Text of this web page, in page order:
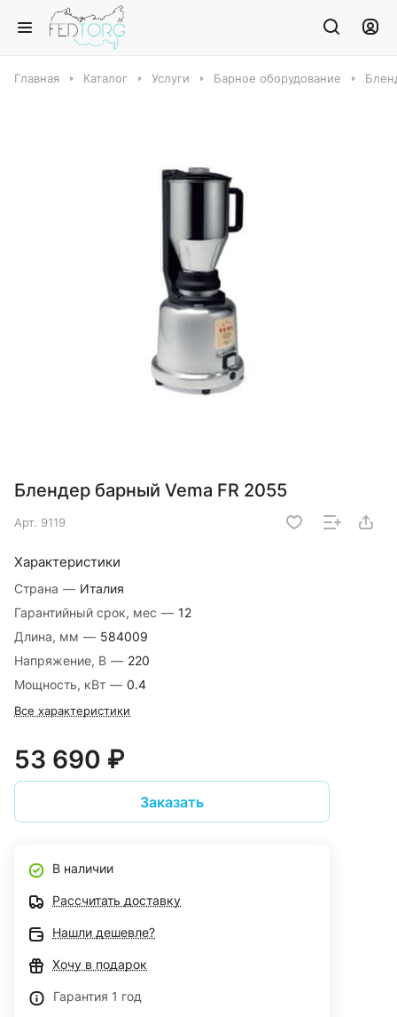
Главная Каталог Услуги Барное оборудование
Блендер барный Vema FR 2055
Арт. 9119
Характеристики
Страна — Италия
Гарантийный срок, мес — 12
Длина, мм — 584009
Напряжение, В — 220
Мощность, кВт — 0.4
Все характеристики
53 690 ₽
Заказать
В наличии
Рассчитать доставку
Нашли дешевле?
Хочу в подарок
Гарантия 1 год